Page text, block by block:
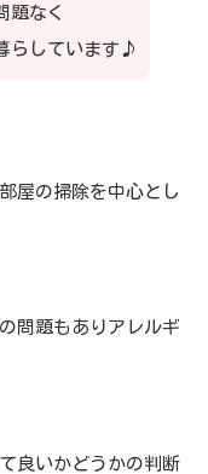
題なく
らしています♪
屋の掃除を中心とし
問題もありアレルギ
良いかどうかの判断